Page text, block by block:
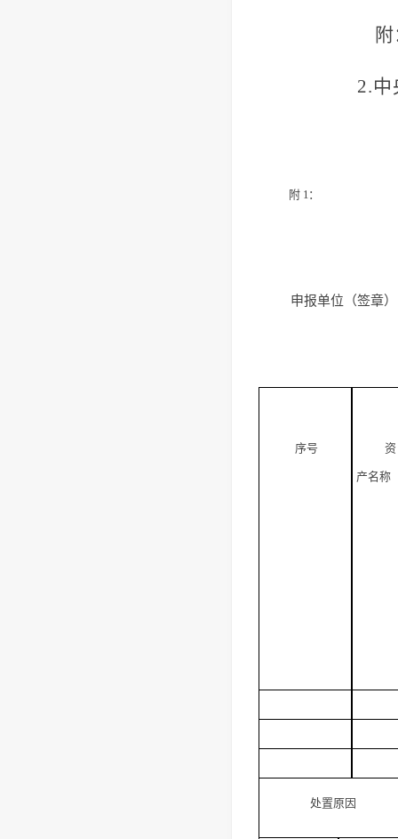
2.
附 1：
申报单位（签章）
序号
资
产名称
处置原因